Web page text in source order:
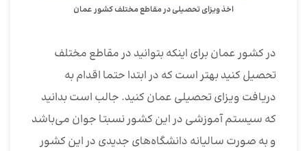
اخذ ویزای تحصیلی در مقاطع مختلف کشور عمان
در کشور عمان برای اینکه بتوانید در مقاطع مختلف
تحصیل کنید بهتر است که در ابتدا حتما اقدام به
دریافت ویزای تحصیلی عمان کنید. جالب است بدانید
که سیستم آموزشی در این کشور نسبتا جوان می‌باشد
و به صورت سالیانه دانشگاه‌های جدیدی در این کشور